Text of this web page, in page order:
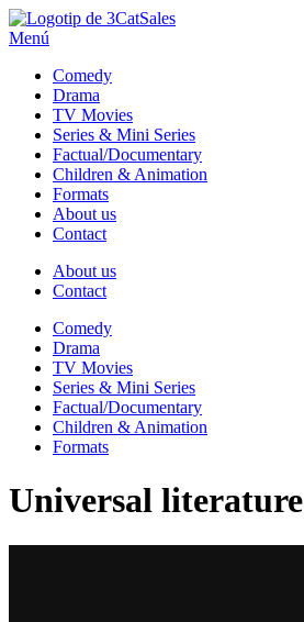
Sales
Menú
Comedy
Drama
TV Movies
Series & Mini Series
Factual/Documentary
Children & Animation
Formats
About us
Contact
About us
Contact
Comedy
Drama
TV Movies
Series & Mini Series
Factual/Documentary
Children & Animation
Formats
Universal literature